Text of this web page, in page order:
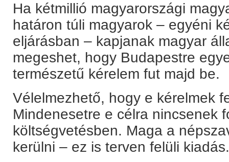
Ha kétmillió magyarországi
határon túli magyarok – egyéni
eljárásban – kapjanak magyar
megeshet, hogy Budapestre
természetű kérelem fut majd be.
Vélelmezhető, hogy e kérelmek
Mindenesetre e célra nincsenek
költségvetésben. Maga a
kerülni – ez is terven felüli kiadás.